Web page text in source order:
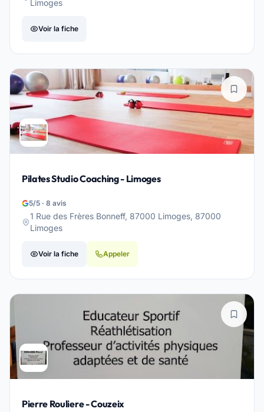
Limoges
Voir la fiche
Pilates Studio Coaching - Limoges
5/5 · 8 avis
1 Rue des Frères Bonneff, 87000 Limoges, 87000
Limoges
Voir la fiche Appeler
Pierre Rouliere - Couzeix